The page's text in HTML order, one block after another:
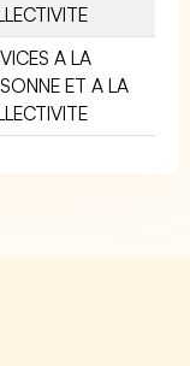
A LA
ET A LA